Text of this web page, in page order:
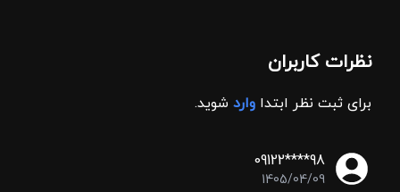
نظرات کاربران
برای ثبت نظر ابتدا وارد شوید.
09122****98
1405/04/09